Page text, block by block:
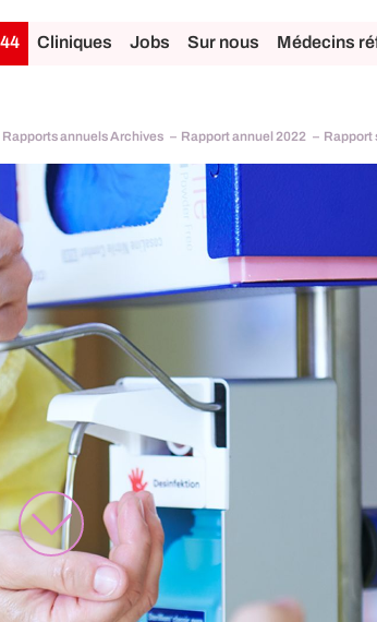
Cliniques Jobs Sur nous Médecins
Rapports annuels Archives Rapport annuel 2022 Rapport